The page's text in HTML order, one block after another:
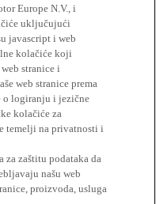
Europe N.V., i
uključujući
javascript i web
kolačiće koji
stranice i
web stranice prema
o logiranju i jezične
kolačiće za
temelji na privatnosti i
za zaštitu podataka da
našu web
proizvoda, usluga